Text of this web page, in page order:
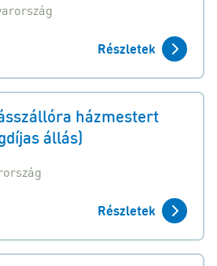
Részletek
házmestert
állás)
Részletek